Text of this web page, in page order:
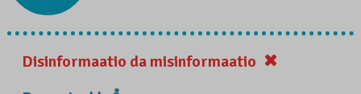
Disinformaatio da misinformaatio